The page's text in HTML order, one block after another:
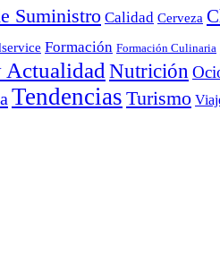
Suministro Calidad Cerveza
Formación Formación Culinaria
Nutrición
Tendencias Turismo